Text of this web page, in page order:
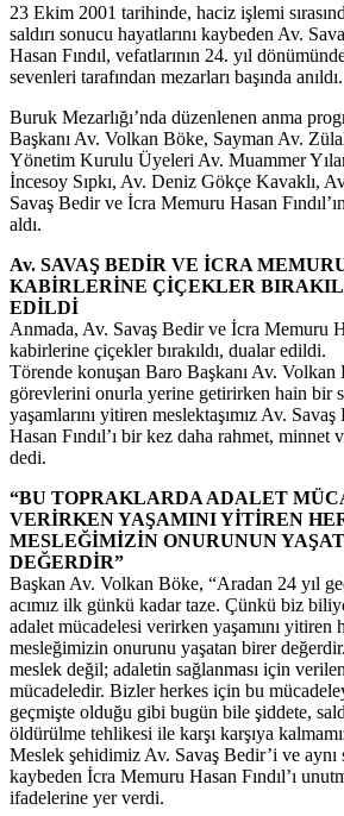
23 Ekim 2001 tarihinde, haciz işlemi
saldırı sonucu hayatlarını kaybeden Av.
Hasan Fındıl, vefatlarının 24. yıl
sevenleri tarafından mezarları başında anıldı.
Buruk Mezarlığı’nda düzenlenen anma
Başkanı Av. Volkan Böke, Sayman Av.
Yönetim Kurulu Üyeleri Av. Muammer
İncesoy Sıpkı, Av. Deniz Gökçe Kavaklı,
Savaş Bedir ve İcra Memuru Hasan
aldı.
Av. SAVAŞ BEDİR VE İCRA
KABİRLERİNE ÇİÇEKLER
EDİLDİ
Anmada, Av. Savaş Bedir ve İcra Memuru
kabirlerine çiçekler bırakıldı, dualar edildi.
Törende konuşan Baro Başkanı Av.
görevlerini onurla yerine getirirken hain bir
yaşamlarını yitiren meslektaşımız Av.
Hasan Fındıl’ı bir kez daha rahmet, minnet
dedi.
“BU TOPRAKLARDA ADALET
VERİRKEN YAŞAMINI YİTİREN
MESLEĞİMİZİN ONURUNUN
DEĞERDİR”
Başkan Av. Volkan Böke, “Aradan 24 yıl
acımız ilk günkü kadar taze. Çünkü biz
adalet mücadelesi verirken yaşamını yitiren
mesleğimizin onurunu yaşatan birer
meslek değil; adaletin sağlanması için
mücadeledir. Bizler herkes için bu
geçmişte olduğu gibi bugün bile şiddete,
öldürülme tehlikesi ile karşı karşıya
Meslek şehidimiz Av. Savaş Bedir’i ve aynı
kaybeden İcra Memuru Hasan Fındıl’ı
ifadelerine yer verdi.